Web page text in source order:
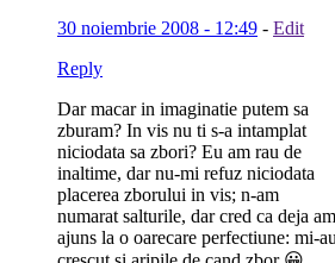
30 noiembrie 2008 - 12:49 - Edit
Reply
Dar macar in imaginatie putem sa
zburam? In vis nu ti s-a intamplat
niciodata sa zbori? Eu am rau de
inaltime, dar nu-mi refuz niciodata
placerea zborului in vis; n-am
numarat salturile, dar cred ca deja am
ajuns la o oarecare perfectiune: mi-au